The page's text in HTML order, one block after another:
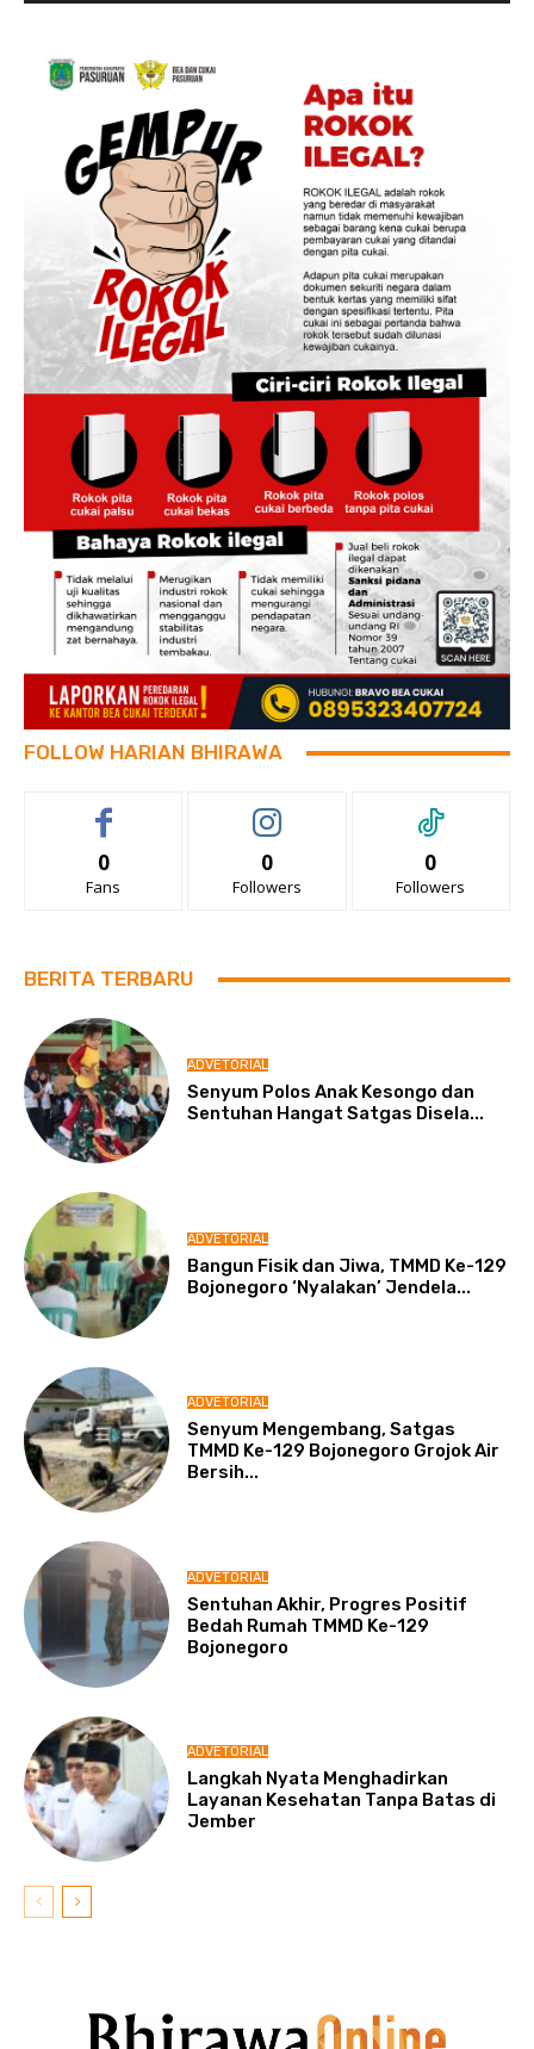
FOLLOW HARIAN BHIRAWA
0
Fans
0
Followers
0
Followers
BERITA TERBARU
ADVETORIAL
Senyum Polos Anak Kesongo dan
Sentuhan Hangat Satgas Disela...
ADVETORIAL
Bangun Fisik dan Jiwa, TMMD Ke-129
Bojonegoro ‘Nyalakan’ Jendela...
ADVETORIAL
Senyum Mengembang, Satgas
TMMD Ke-129 Bojonegoro Grojok Air
Bersih...
ADVETORIAL
Sentuhan Akhir, Progres Positif
Bedah Rumah TMMD Ke-129
Bojonegoro
ADVETORIAL
Langkah Nyata Menghadirkan
Layanan Kesehatan Tanpa Batas di
Jember